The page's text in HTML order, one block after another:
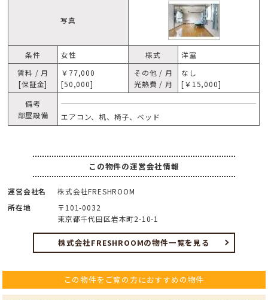
写真
条件 女性 様式
洋室
賃料 / 月
[保証金]
￥77,000
[50,000]
その他 / 月
光熱費 / 月
なし
[￥15,000]
備考
部屋設備
エアコン、机、椅子、ベッド
この物件の運営会社情報
運営会社名
株式会社FRESHROOM
所在地
〒101-0032
東京都千代田区岩本町2-10-1
株式会社FRESHROOMの物件一覧を見る
この物件をご覧の方におすすめの物件